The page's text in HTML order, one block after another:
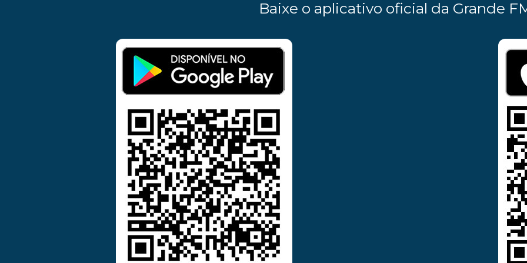
Baixe o aplicativo oficial da Grande